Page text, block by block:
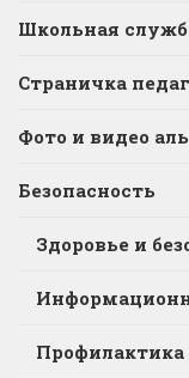
Школьная
Страничка
Фото и видео
Безопасность
Здоровье и